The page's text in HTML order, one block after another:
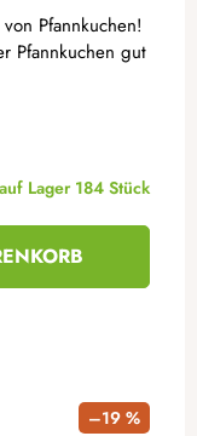
auf Lager 184 Stück
Pfannkuchen!
Pfannkuchen gut
–19 %